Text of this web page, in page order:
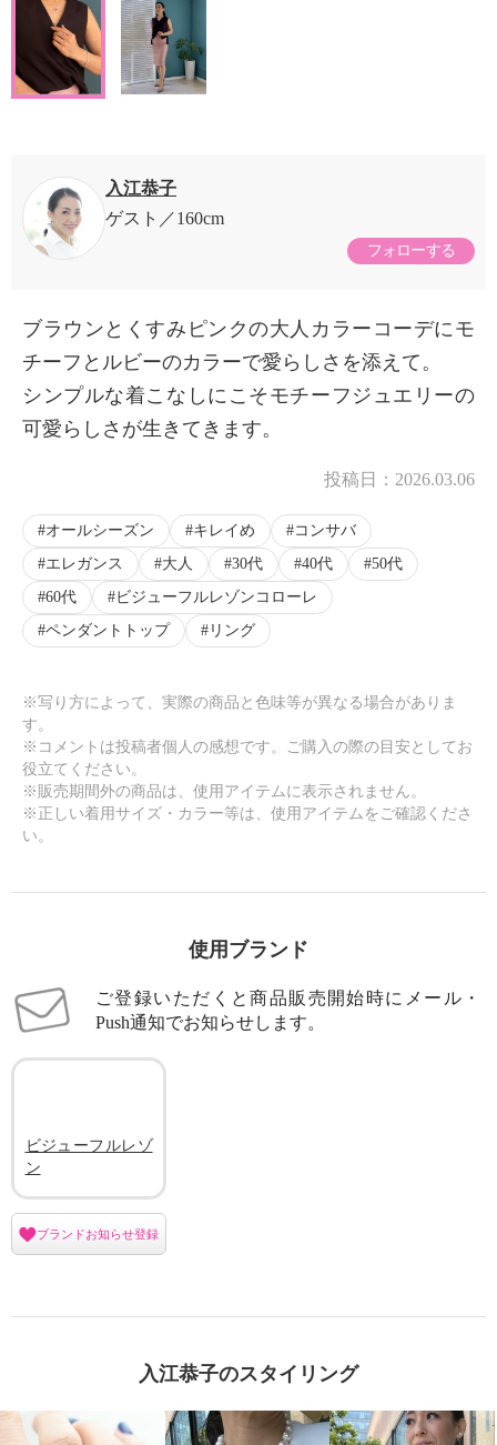
入江恭子
ゲスト
160cm
フォローする
ブラウンとくすみピンクの大人カラーコーデにモ
チーフとルビーのカラーで愛らしさを添えて。
シンプルな着こなしにこそモチーフジュエリーの
可愛らしさが生きてきます。
投稿日： 2026.03.06
オールシーズン キレイめ
コンサバ
エレガンス
大人 30代 40代
50代
60代
ビジューフルレゾンコローレ
ペンダントトップ
リング
※写り方によって、実際の商品と色味等が異なる場合がありま
す。
※コメントは投稿者個人の感想です。ご購入の際の目安としてお
役立てください。
※販売期間外の商品は、使用アイテムに表示されません。
※正しい着用サイズ・カラー等は、使用アイテムをご確認くださ
い。
使用ブランド
ご登録いただくと商品販売開始時にメール・
Push通知でお知らせします。
ビジューフルレゾ
ン
ブランドお知らせ登録
入江恭子のスタイリング